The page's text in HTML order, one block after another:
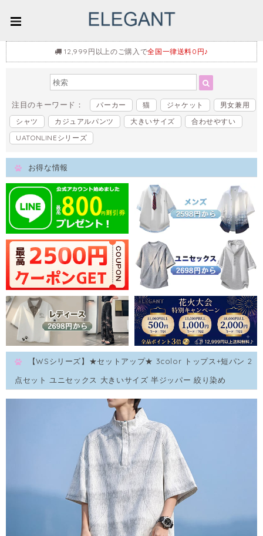
12,999円以上のご購入で全国一律送料0円♪
注目のキーワード： パーカー 猫 ジャケット
男女兼用
シャツ
カジュアルパンツ 大きいサイズ
合わせやすい
UATONLINEシリーズ
お得な情報
【WSシリーズ】★セットアップ★ 3color トップス+短パン 2
点セット ユニセックス 大きいサイズ 半ジッパー 絞り染め